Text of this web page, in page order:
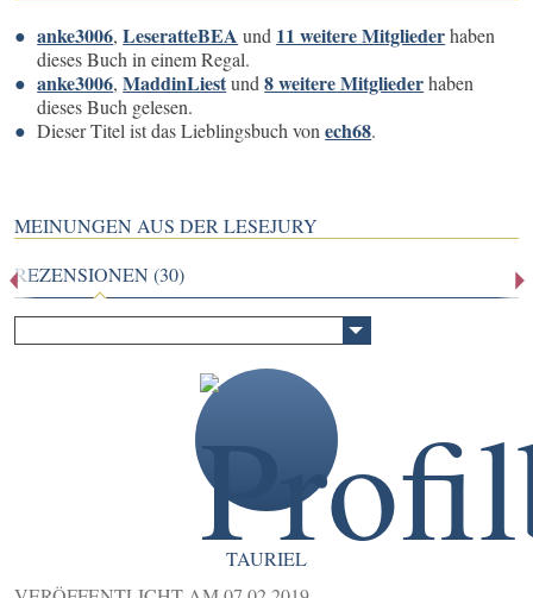
anke3006,LeseratteBEA und 11 weitere Mitgliederhaben
dieses Buch in einem Regal.
anke3006,MaddinLiestund8 weitere Mitgliederhaben
dieses Buch gelesen.
Dieser Titel ist das Lieblingsbuch vonech68.
MEINUNGEN AUS DER LESEJURY
REZENSIONEN (30)
TAURIEL